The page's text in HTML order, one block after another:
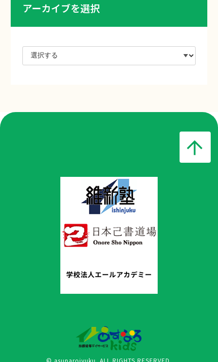
アーカイブを選択
© asunarojyuku. ALL RIGHTS RESERVED.